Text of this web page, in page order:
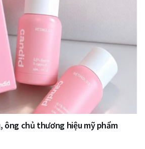
ông chủ thương hiệu mỹ phẩm